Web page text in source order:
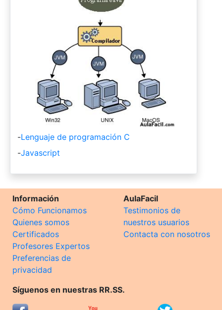
-Lenguaje de programación C
-Javascript
Información
Cómo Funcionamos
Quienes somos
Certificados
Profesores Expertos
Preferencias de
privacidad
AulaFacil
Testimonios de
nuestros usuarios
Contacta con nosotros
Síguenos en nuestras RR.SS.